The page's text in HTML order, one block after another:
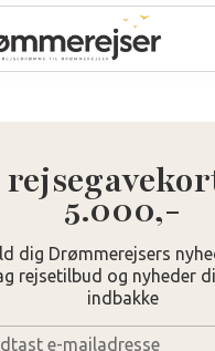
5.000,-
dig Drømmerejsers
rejsetilbud og nyheder
indbakke